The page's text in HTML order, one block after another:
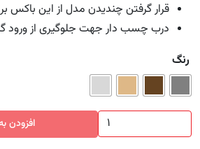
قرار گرفتن چندیدن مدل از این باکس
درب چسب دار جهت جلوگیری از ورود
رنگ
لباس
افزودن